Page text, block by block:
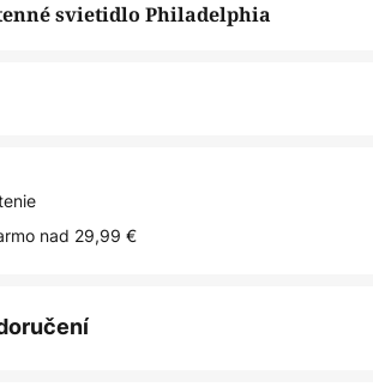
svietidlo Philadelphia
nad 29,99 €